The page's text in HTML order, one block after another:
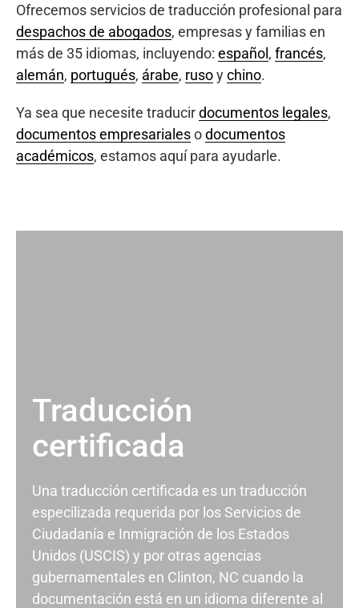
Ofrecemos servicios de traducción profesional para
despachos de abogados, empresas y familias en
más de 35 idiomas, incluyendo: español , francés,
alemán, portugués, árabe, rusoychino.
Ya sea que necesite traducirdocumentos legales,
documentos empresarialesodocumentos
académicos, estamos aquí para ayudarle.
Traducción
certificada
Una traducción certificada es un traducción
especilizada requerida por los Servicios de
Ciudadanía e Inmigración de los Estados
Unidos (USCIS) y por otras agencias
gubernamentales en Clinton, NC cuando la
documentación está en un idioma diferente al